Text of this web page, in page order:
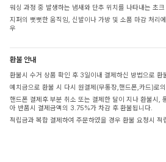
워싱 과정 중 발생하는 냄새와 단추 위치를 나타내는 초
지퍼의 뻣뻣한 움직임, 신발이나 가방 및 소품 마감 처리
우
환불 안내
환불시 수거 상품 확인 후 3일이내 결제하신 방법으로 환
예치금으로 환불 시 다시 원결제(무통장,핸드폰,카드)로
핸드폰 결제후 부분 취소 또는 결제한 달이 지나 환불시,
아 반품시 결제금액의 3.75%가 차감 후 환불됩니다.
적립금과 복합 결제하여 주문하였을 경우 환불 요청시 적